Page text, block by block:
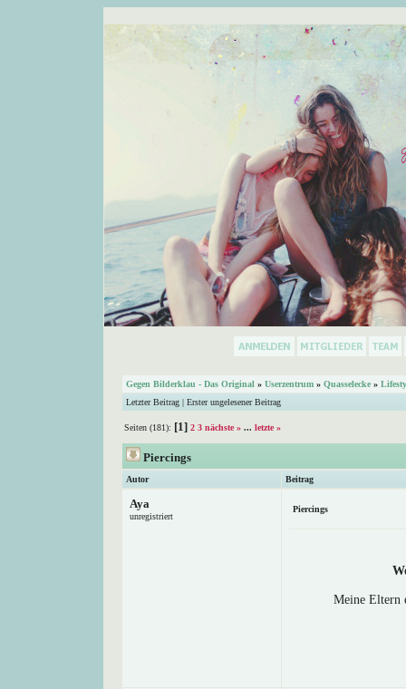
Gegen Bilderklau - Das Original » Userzentrum » Quasselecke »
Letzter Beitrag | Erster ungelesener Beitrag
Seiten (181): [1] 2 3 nächste » ... letzte »
Piercings
Autor Beitrag
Aya
unregistriert
Piercings
Meine Eltern